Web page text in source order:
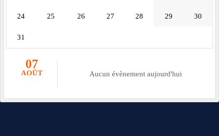
24 25 26 27 28 29 30
31
07
AOÛT Aucun évènement aujourd'hui